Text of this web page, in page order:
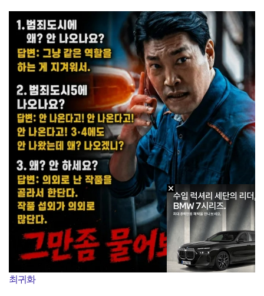
최귀화